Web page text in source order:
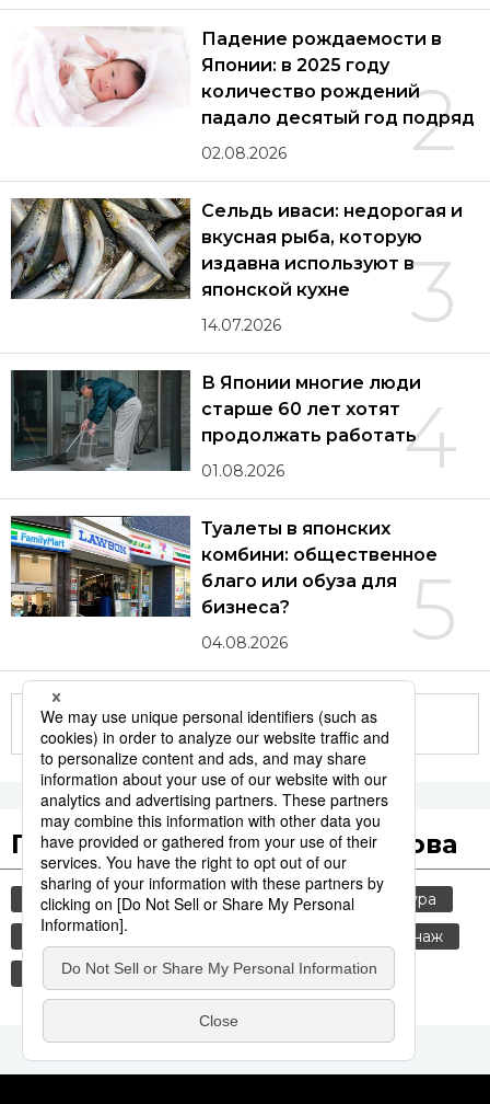
2
Падение рождаемости в
Японии: в 2025 году
количество рождений
падало десятый год подряд
02.08.2026
3
Сельдь иваси: недорогая и
вкусная рыба, которую
издавна используют в
японской кухне
14.07.2026
4
В Японии многие люди
старше 60 лет хотят
продолжать работать
01.08.2026
5
Туалеты в японских
комбини: общественное
благо или обуза для
бизнеса?
04.08.2026
Другие статьи по теме
Популярные поисковые слова
общество jiji press политика
культура
история
шпионаж
синкансэн
транспорт